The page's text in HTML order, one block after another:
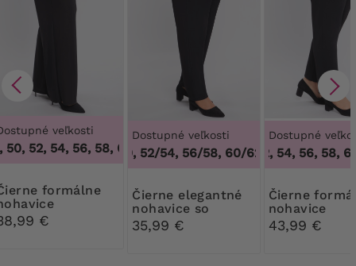
veľkosti
52, 54, 56, 58, 60, 62, 64, 46, 48, 50, 52, 54, 56, 58,
€
Dostupné veľkosti
48/50, 52/54, 56/58, 60/62, 48/50, 52/54,
Čierne elegantné
nohavice so
sedlom
35,99 €
Dostupné
50, 52, 54, 56, 58,
Čierne formálne
nohavice
43,99 €